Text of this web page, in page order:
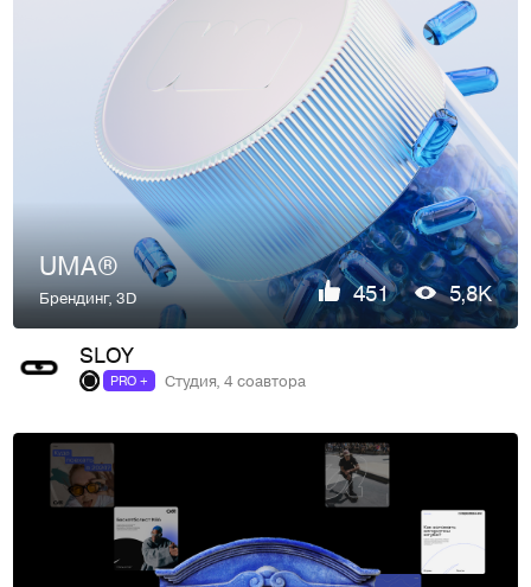
UMA®
Брендинг,3D 451 5,8K
SLOY
PRO + Студия, 4 соавтора